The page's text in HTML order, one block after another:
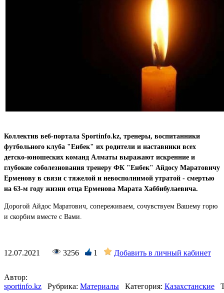
Коллектив веб-портала Sportinfo.kz, тренеры, воспитанники
футбольного клуба "Енбек" их родители и наставники всех
детско-юношеских команд Алматы выражают искренние и
глубокие соболезнования тренеру ФК "Енбек" Айдосу Маратовичу
Ерменову в связи с тяжелой и невосполнимой утратой - смертью
на 63-м году жизни отца Ерменова Марата Хаббибулаевича.
Дорогой Айдос Маратович, сопереживаем, сочувствуем Вашему горю
и скорбим вместе с Вами.
12.07.2021 3256 1 Добавить в личный кабинет
Автор:
sportinfo.kz
Рубрика: Материалы Категория: Казахстанские